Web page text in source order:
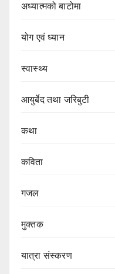
अध्यात्मको बाटोमा
योग एवं ध्यान
स्वास्थ्य
आयुर्बेद तथा जरिबुटी
कथा
कविता
गजल
मुक्तक
यात्रा संस्करण